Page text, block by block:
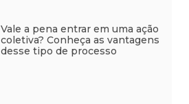
Vale a pena entrar em uma ação
coletiva? Conheça as vantagens
desse tipo de processo